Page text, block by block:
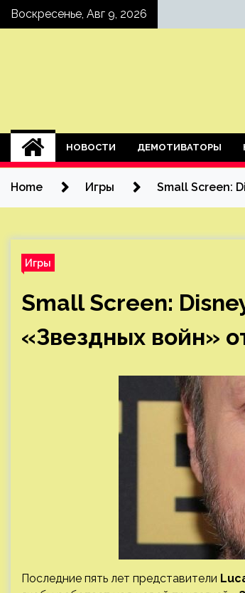
SkipВоскресенье, Авг 9, 2026
НОВОСТИ ДЕМОТИВАТОРЫ
Home Игры Small Screen:
Игры
Small Screen:
«Звездных войн»
Последние пять лет представители